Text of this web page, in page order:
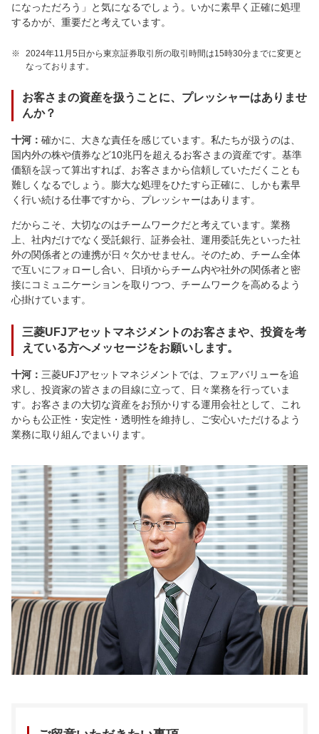
になっただろう」と気になるでしょう。いかに素早く正確に処理
するかが、重要だと考えています。
※
2024年11月5日から東京証券取引所の取引時間は15時30分までに変更と
なっております。
お客さまの資産を扱うことに、プレッシャーはありませ
んか？
十河： 確かに、大きな責任を感じています。私たちが扱うのは、
国内外の株や債券など10兆円を超えるお客さまの資産です。基準
価額を誤って算出すれば、お客さまから信頼していただくことも
難しくなるでしょう。膨大な処理をひたすら正確に、しかも素早
く行い続ける仕事ですから、プレッシャーはあります。
だからこそ、大切なのはチームワークだと考えています。業務
上、社内だけでなく受託銀行、証券会社、運用委託先といった社
外の関係者との連携が日々欠かせません。そのため、チーム全体
で互いにフォローし合い、日頃からチーム内や社外の関係者と密
接にコミュニケーションを取りつつ、チームワークを高めるよう
心掛けています。
三菱UFJアセットマネジメントのお客さまや、投資を考
えている方へメッセージをお願いします。
十河： 三菱UFJアセットマネジメントでは、フェアバリューを追
求し、投資家の皆さまの目線に立って、日々業務を行っていま
す。お客さまの大切な資産をお預かりする運用会社として、これ
からも公正性・安定性・透明性を維持し、ご安心いただけるよう
業務に取り組んでまいります。